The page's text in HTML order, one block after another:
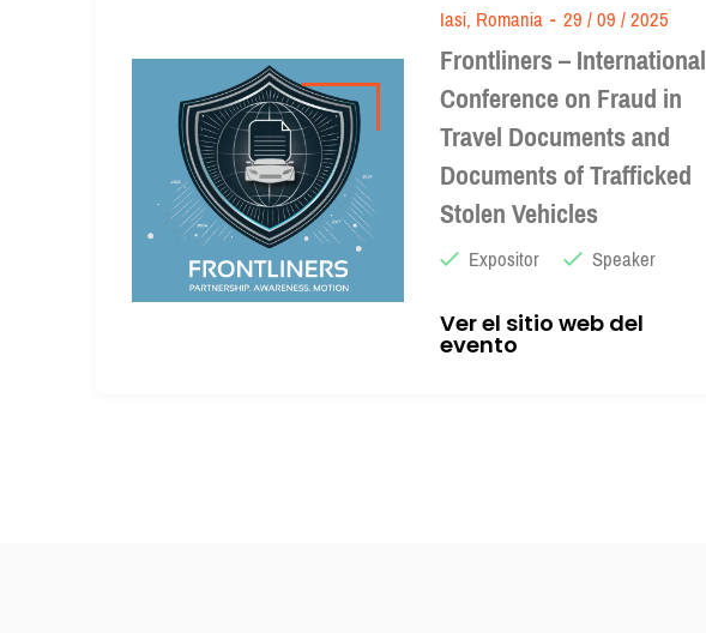
Iasi, Romania-29 / 09 / 2025
Frontliners – International
Conference on Fraud in
Travel Documents and
Documents of Trafficked
Stolen Vehicles
Expositor
Speaker
Ver el sitio web del
evento